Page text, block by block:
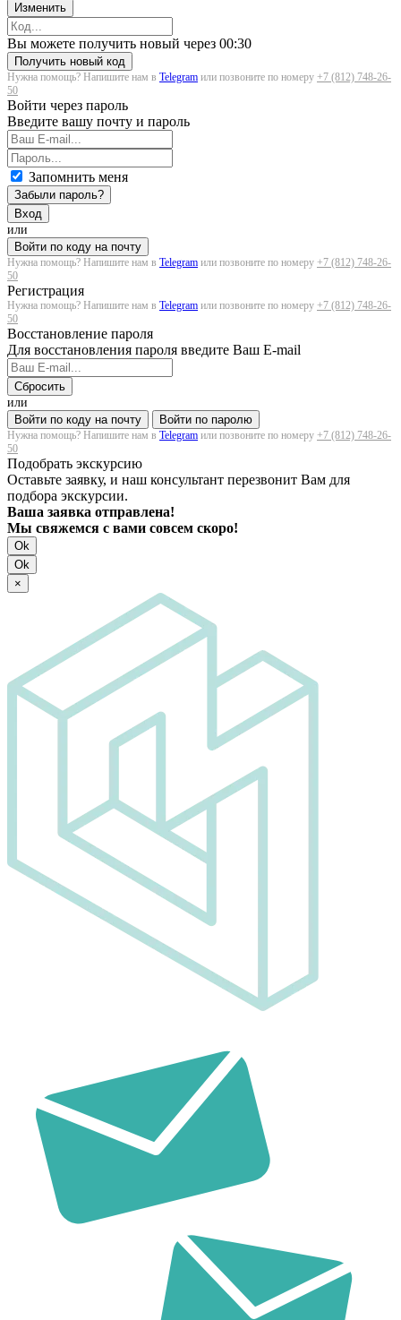
Изменить
Загрузка...
Вы можете получить новый через 00:30
Получить новый код
Нужна помощь? Напишите нам в Telegram или позвоните по номеру +7 (812) 748-26-
50
Войти через пароль
Введите вашу почту и пароль
Запомнить меня
Забыли пароль?
Вход
или
Войти по коду на почту
Нужна помощь? Напишите нам в Telegram или позвоните по номеру +7 (812) 748-26-
50
Регистрация
Нужна помощь? Напишите нам в Telegram или позвоните по номеру +7 (812) 748-26-
50
Восстановление пароля
Для восстановления пароля введите Ваш E-mail
Сбросить
или
Войти по коду на почту
Войти по паролю
Нужна помощь? Напишите нам в Telegram или позвоните по номеру +7 (812) 748-26-
50
Подобрать экскурсию
Оставьте заявку, и наш консультант перезвонит Вам для
подбора экскурсии.
Ваша заявка отправлена!
Мы свяжемся с вами совсем скоро!
Ok
Ok
×